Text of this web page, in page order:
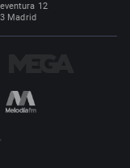
12
Madrid